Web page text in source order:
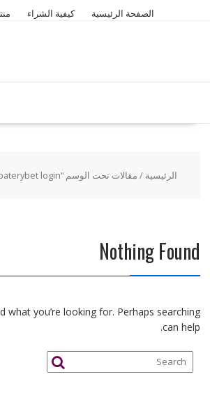
الصفحة الرئيسية كيفية الشراء
الرئيسية / مقالات تحت الوسم “baterybet login”
Nothing Found
what you’re looking for. Perhaps searching
can help.